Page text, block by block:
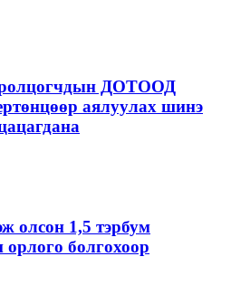
ДОТООД
аялуулах шинэ
олсон 1,5 тэрбум
болгохоор